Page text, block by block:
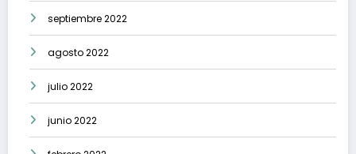
septiembre 2022
agosto 2022
julio 2022
junio 2022